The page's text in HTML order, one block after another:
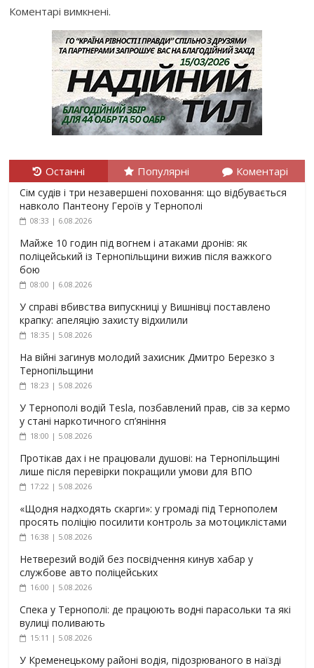
Коментарі вимкнені.
Останні Популярні Коментарі
Сім судів і три незавершені поховання: що відбувається
навколо Пантеону Героїв у Тернополі
08:33 | 6.08.2026
Майже 10 годин під вогнем і атаками дронів: як
поліцейський із Тернопільщини вижив після важкого
бою
08:00 | 6.08.2026
У справі вбивства випускниці у Вишнівці поставлено
крапку: апеляцію захисту відхилили
18:35 | 5.08.2026
На війні загинув молодий захисник Дмитро Березко з
Тернопільщини
18:23 | 5.08.2026
У Тернополі водій Tesla, позбавлений прав, сів за кермо
у стані наркотичного сп’яніння
18:00 | 5.08.2026
Протікав дах і не працювали душові: на Тернопільщині
лише після перевірки покращили умови для ВПО
17:22 | 5.08.2026
«Щодня надходять скарги»: у громаді під Тернополем
просять поліцію посилити контроль за мотоциклістами
16:38 | 5.08.2026
Нетверезий водій без посвідчення кинув хабар у
службове авто поліцейських
16:00 | 5.08.2026
Спека у Тернополі: де працюють водні парасольки та які
вулиці поливають
15:11 | 5.08.2026
У Кременецькому районі водія, підозрюваного в наїзді